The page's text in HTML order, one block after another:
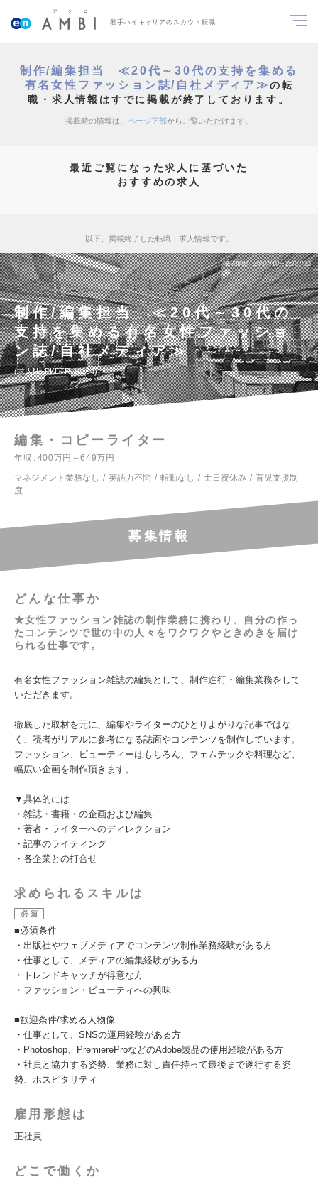
若手ハイキャリアのスカウト転職
制作/編集担当 ≪20代～30代の支持を集める
有名女性ファッション誌/自社メディア≫の転
職・求人情報はすでに掲載が終了しております。
掲載時の情報は、 ページ下部からご覧いただけます。
最近ご覧になった求人に基づいた
おすすめの求人
以下、掲載終了した転職・求人情報です。
掲載期間 26/07/10～26/07/23
制作/編集担当 ≪20代～30代の
支持を集める有名女性ファッショ
ン誌/自社メディア≫
求人No.PKETR-18194
編集・コピーライター
年収
400万円～649万円
マネジメント業務なし
英語力不問 転勤なし 土日祝休み
育児支援制
度
募集情報
どんな仕事か
★女性ファッション雑誌の制作業務に携わり、自分の作っ
たコンテンツで世の中の人々をワクワクやときめきを届け
られる仕事です。
有名女性ファッション雑誌の編集として、制作進行・編集業務をして
いただきます。
徹底した取材を元に、編集やライターのひとりよがりな記事ではな
く、読者がリアルに参考になる誌面やコンテンツを制作しています。
ファッション、ビューティーはもちろん、フェムテックや料理など、
幅広い企画を制作頂きます。
▼具体的には
・雑誌・書籍・の企画および編集
・著者・ライターへのディレクション
・記事のライティング
・各企業との打合せ
求められるスキルは
必須
■必須条件
・出版社やウェブメディアでコンテンツ制作業務経験がある方
・仕事として、メディアの編集経験がある方
・トレンドキャッチが得意な方
・ファッション・ビューティへの興味
■歓迎条件/求める人物像
・仕事として、SNSの運用経験がある方
・Photoshop、PremiereProなどのAdobe製品の使用経験がある方
・社員と協力する姿勢、業務に対し責任持って最後まで遂行する姿
勢、ホスピタリティ
雇用形態は
正社員
どこで働くか